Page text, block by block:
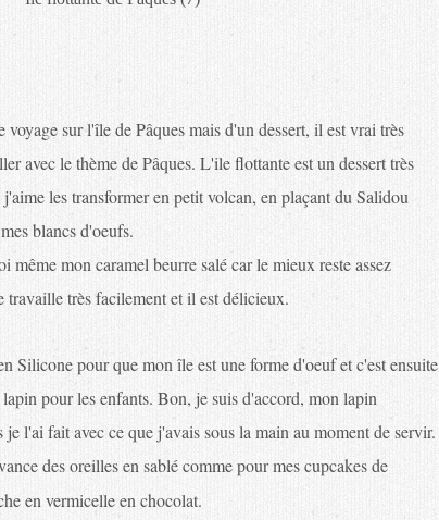
sur l'île de Pâques mais d'un dessert, il est vrai très
avec le thème de Pâques. L'ile flottante est un dessert très
les transformer en petit volcan, en plaçant du Salidou
blancs d'oeufs.
même mon caramel beurre salé car le mieux reste assez
très facilement et il est délicieux.
Silicone pour que mon île est une forme d'oeuf et c'est ensuite
pour les enfants. Bon, je suis d'accord, mon lapin
je l'ai fait avec ce que j'avais sous la main au moment de servir.
des oreilles en sablé comme pour mes cupcakes de
en vermicelle en chocolat.